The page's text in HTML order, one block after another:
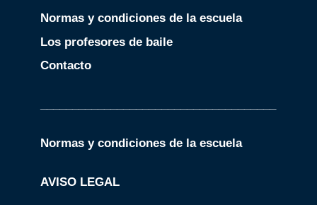
Normas y condiciones de la escuela
Los profesores de baile
Contacto
Normas y condiciones de la escuela
AVISO LEGAL